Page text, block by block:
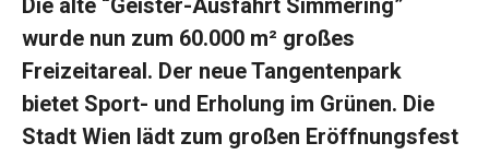
Die alte “Geister-Ausfahrt Simmering”
wurde nun zum 60.000 m² großes
Freizeitareal. Der neue Tangentenpark
bietet Sport- und Erholung im Grünen. Die
Stadt Wien lädt zum großen Eröffnungsfest